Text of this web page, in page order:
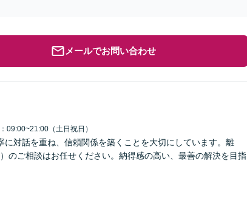
メールでお問い合わせ
09:00~21:00（土日祝日）
に対話を重ね、信頼関係を築くことを大切にしています。離
のご相談はお任せください。納得感の高い、最善の解決を目指